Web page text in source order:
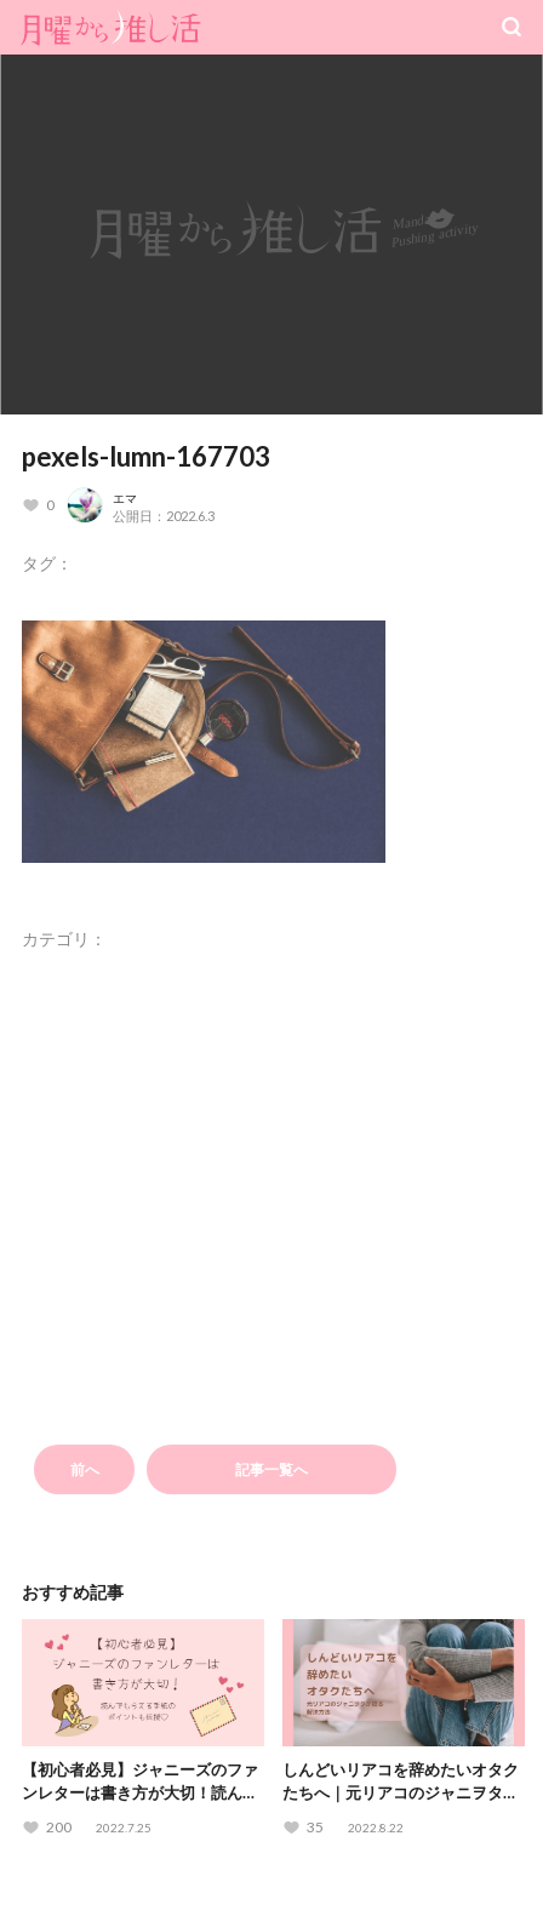
pexels-lumn-167703
0 エマ
公開日：2022.6.3
タグ：
カテゴリ：
前へ 記事一覧へ
おすすめ記事
【初心者必見】ジャニーズのファ
ンレターは書き方が大切！読んで
200 2022.7.25
しんどいリアコを辞めたいオタク
たちへ｜元リアコのジャニヲタが
35 2022.8.22